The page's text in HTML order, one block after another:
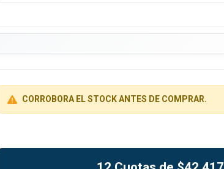
CORROBORA EL STOCK ANTES DE COMPRAR.